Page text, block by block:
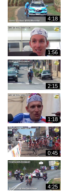
4:18
1:56
2:15
1:18
0:45
4:25